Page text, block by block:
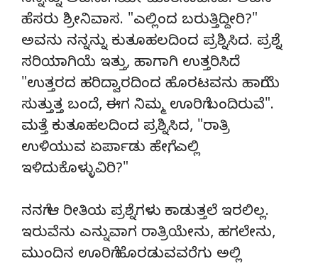
ಹೆಸರು ಶ್ರೀನಿವಾಸ. "ಎಲ್ಲಿಂದ ಬರುತ್ತಿದ್ದೀರಿ?"
ಅವನು ನನ್ನನ್ನು ಕುತೂಹಲದಿಂದ ಪ್ರಶ್ನಿಸಿದ. ಪ್ರಶ್ನೆ
ಸರಿಯಾಗಿಯೆ ಇತ್ತು, ಹಾಗಾಗಿ ಉತ್ತರಿಸಿದೆ
"ಉತ್ತರದ ಹರಿದ್ವಾರದಿಂದ ಹೊರಟವನು ಹಾಗೆಯೆ
ಸುತ್ತುತ್ತ ಬಂದೆ, ಈಗ ನಿಮ್ಮ ಊರಿಗೆ ಬಂದಿರುವೆ".
ಮತ್ತೆ ಕುತೂಹಲದಿಂದ ಪ್ರಶ್ನಿಸಿದ, "ರಾತ್ರಿ
ಉಳಿಯುವ ಏರ್ಪಾಡು ಹೇಗೆ, ಎಲ್ಲಿ
ಇಳಿದುಕೊಳ್ಳುವಿರಿ?"
ನನಗೆ ಆ ರೀತಿಯ ಪ್ರಶ್ನೆಗಳು ಕಾಡುತ್ತಲೆ ಇರಲಿಲ್ಲ.
ಇರುವೆನು ಎನ್ನುವಾಗ ರಾತ್ರಿಯೇನು, ಹಗಲೇನು,
ಮುಂದಿನ ಊರಿಗೆ ಹೊರಡುವವರೆಗು ಅಲ್ಲಿ